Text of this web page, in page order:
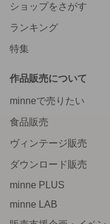
ショップをさがす
ランキング
特集
作品販売について
minneで売りたい
食品販売
ヴィンテージ販売
ダウンロード販売
minne PLUS
minne LAB